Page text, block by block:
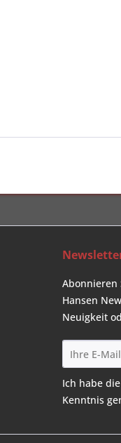
Abonnieren
Hansen
Neuigkeit
Ich habe die
Kenntnis